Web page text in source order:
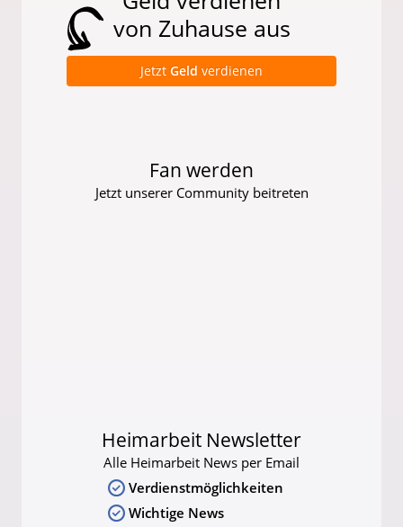
von Zuhause aus
Jetzt Geld verdienen
Fan werden
Jetzt unserer Community beitreten
Heimarbeit Newsletter
Alle Heimarbeit News per Email
Verdienstmöglichkeiten
Wichtige News